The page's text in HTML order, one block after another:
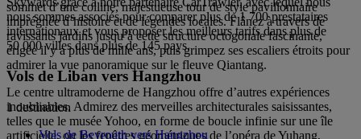
sommet d’une colline, majestueuse tour de style pavillonnaire
imprégnée d’histoire et de légendes locales. Flânez à travers de
ravissants jardins jusqu’à cette structure octogonale fascinante,
érigée il y a plus de mille ans, puis grimpez ses escaliers étroits pour
admirer la vue panoramique sur le fleuve Qiantang.
Le centre ultramoderne de Hangzhou offre d’autres expériences
inoubliables. Admirez des merveilles architecturales saisissantes,
telles que le musée Yohoo, en forme de boucle infinie sur une île
artificielle, ou les fenêtres géométriques de l’opéra de Yuhang,
nous sommes associés pour comparer plus de 1 700 prestataires
internationaux et vous proposer les meilleurs tarifs dans plus de
50 000 villes dans plus de 145 pays.
Vols de Liban vers Hangzhou
1 destination
Vols de Beyrouth vers Hangzhou